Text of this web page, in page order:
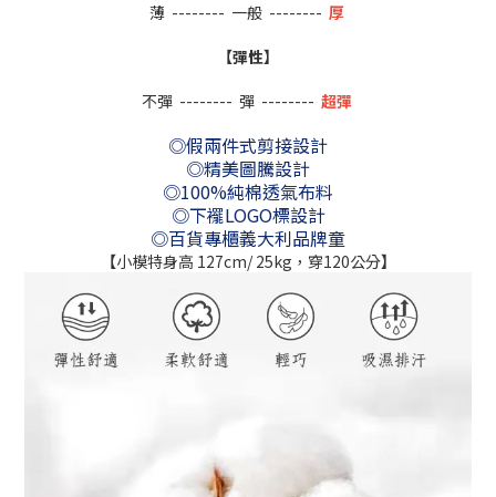
薄 -------- 一般 -------- 厚
【彈性】
不彈 -------- 彈 -------- 超彈
◎假兩件式剪接設計
◎精美圖騰設計
◎100%純棉透氣布料
◎下襬LOGO標設計
◎百貨專櫃義大利品牌童
【小模特身高 127cm/ 25kg，穿120公分】